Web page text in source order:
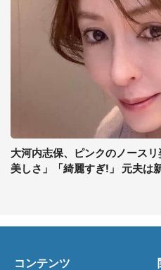
大河内志保、ピンクのノース
美しさ」「綺麗すぎ!」 元夫は
コンテンツ